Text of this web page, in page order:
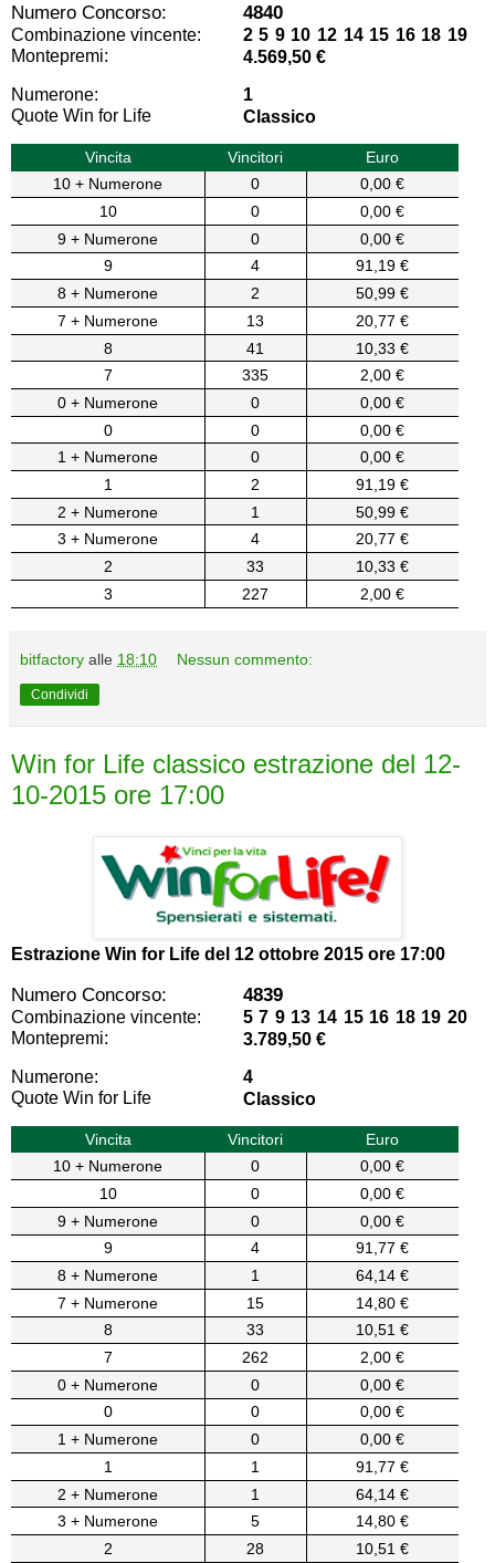
Numero Concorso: 4840
Combinazione vincente:
2 5 9 10 12 14 15 16 18 19
Montepremi:
4.569,50 €
Numerone:
1
Quote Win for Life
Classico
Vincita Vincitori
Euro
10 + Numerone
0
0,00 €
10
0
0,00 €
9 + Numerone
0
0,00 €
9
4
91,19 €
8 + Numerone
2
50,99 €
7 + Numerone
13
20,77 €
8
41
10,33 €
7
335
2,00 €
0 + Numerone
0
0,00 €
0
0
0,00 €
1 + Numerone
0
0,00 €
1
2
91,19 €
2 + Numerone
1
50,99 €
3 + Numerone
4
20,77 €
2
33
10,33 €
3
227 2,00 €
bitfactory alle 18:10 Nessun commento:
Condividi
Win for Life classico estrazione del 12-
10-2015 ore 17:00
Estrazione Win for Life del 12 ottobre 2015 ore 17:00
Numero Concorso: 4839
Combinazione vincente:
5 7 9 13 14 15 16 18 19 20
Montepremi:
3.789,50 €
Numerone:
4
Quote Win for Life
Classico
Vincita Vincitori
Euro
10 + Numerone
0
0,00 €
10
0
0,00 €
9 + Numerone
0
0,00 €
9
4
91,77 €
8 + Numerone
1
64,14 €
7 + Numerone
15
14,80 €
8
33
10,51 €
7
262
2,00 €
0 + Numerone
0
0,00 €
0
0
0,00 €
1 + Numerone
0
0,00 €
1
1
91,77 €
2 + Numerone
1
64,14 €
3 + Numerone
5
14,80 €
2
28 10,51 €